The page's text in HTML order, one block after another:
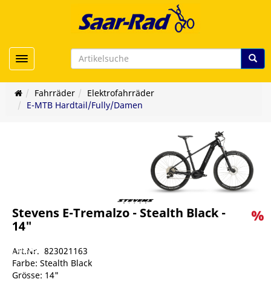
Toggle navigation
Fahrräder
Elektrofahrräder
E-MTB Hardtail/Fully/Damen
Stevens E-Tremalzo - Stealth Black -
14"
Art.Nr. 823021163
Farbe: Stealth Black
Grösse: 14"
viele